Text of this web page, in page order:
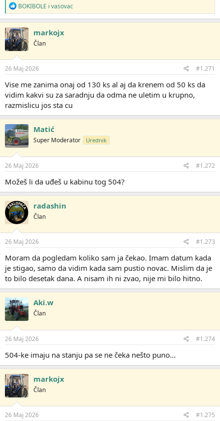
R
e
a
g
o
v
a
n
j
:
BOKIBOLE i vasovac
markojx
Član
26 Maj 2026 #1.271
Vise me zanima onaj od 130 ks al aj da krenem od 50 ks da
vidim kakvi su za saradnju da odma ne uletim u krupno,
razmislicu jos sta cu
Matić
Super Moderator Urednik
26 Maj 2026 #1.272
Možeš li da uđeš u kabinu tog 504?
radashin
Član
26 Maj 2026 #1.273
Moram da pogledam koliko sam ja čekao. Imam datum kada
je stigao, samo da vidim kada sam pustio novac. Mislim da je
to bilo desetak dana. A nisam ih ni zvao, nije mi bilo hitno.
Aki.w
Član
26 Maj 2026 #1.274
504-ke imaju na stanju pa se ne čeka nešto puno...
markojx
Član
26 Maj 2026 #1.275